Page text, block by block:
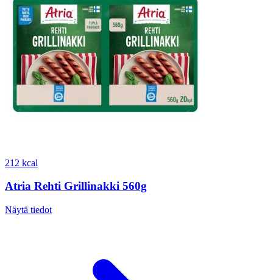
212 kcal
Atria Rehti Grillinakki 560g
Näytä tiedot